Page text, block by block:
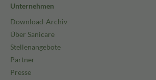
Unternehmen
Download-Archiv
Über Sanicare
Stellenangebote
Partner
Presse